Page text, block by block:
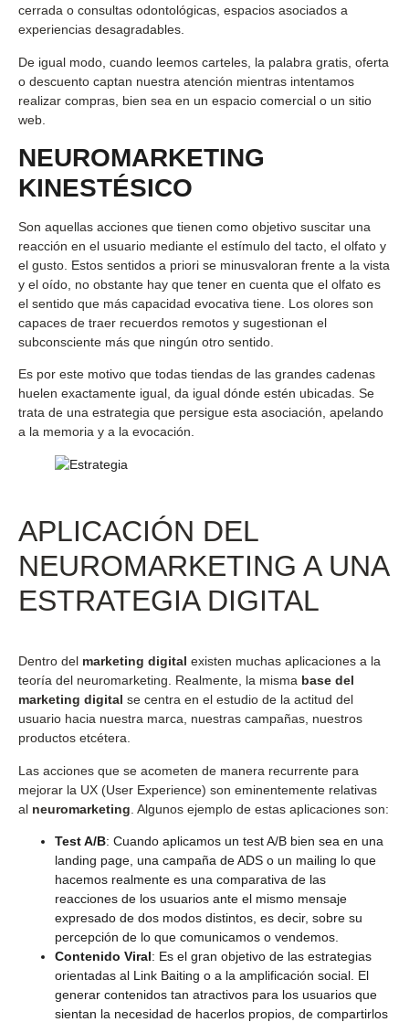
cerrada o consultas odontológicas, espacios asociados a
experiencias desagradables.
De igual modo, cuando leemos carteles, la palabra gratis, oferta
o descuento captan nuestra atención mientras intentamos
realizar compras, bien sea en un espacio comercial o un sitio
web.
NEUROMARKETING
KINESTÉSICO
Son aquellas acciones que tienen como objetivo suscitar una
reacción en el usuario mediante el estímulo del tacto, el olfato y
el gusto. Estos sentidos a priori se minusvaloran frente a la vista
y el oído, no obstante hay que tener en cuenta que el olfato es
el sentido que más capacidad evocativa tiene. Los olores son
capaces de traer recuerdos remotos y sugestionan el
subconsciente más que ningún otro sentido.
Es por este motivo que todas tiendas de las grandes cadenas
huelen exactamente igual, da igual dónde estén ubicadas. Se
trata de una estrategia que persigue esta asociación, apelando
a la memoria y a la evocación.
APLICACIÓN DEL
NEUROMARKETING A UNA
ESTRATEGIA DIGITAL
Dentro del marketing digital existen muchas aplicaciones a la
teoría del neuromarketing. Realmente, la misma base del
marketing digital se centra en el estudio de la actitud del
usuario hacia nuestra marca, nuestras campañas, nuestros
productos etcétera.
Las acciones que se acometen de manera recurrente para
mejorar la UX (User Experience) son eminentemente relativas
al neuromarketing . Algunos ejemplo de estas aplicaciones son:
Test A/B: Cuando aplicamos un test A/B bien sea en una
landing page, una campaña de ADS o un mailing lo que
hacemos realmente es una comparativa de las
reacciones de los usuarios ante el mismo mensaje
expresado de dos modos distintos, es decir, sobre su
percepción de lo que comunicamos o vendemos.
Contenido Viral: Es el gran objetivo de las estrategias
orientadas al Link Baiting o a la amplificación social. El
generar contenidos tan atractivos para los usuarios que
sientan la necesidad de hacerlos propios, de compartirlos